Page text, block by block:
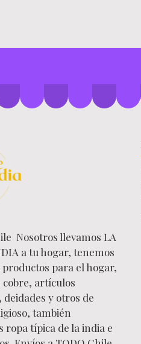
Nosotros llevamos LA
a tu hogar, tenemos
para el hogar,
artículos
deidades y otros de
también
ropa típica de la india e